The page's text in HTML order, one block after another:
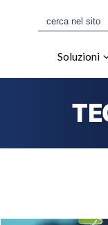
Soluzioni